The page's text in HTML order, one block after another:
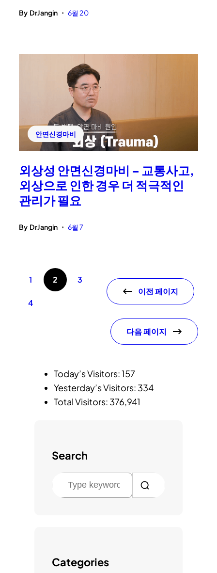
By DrJangin • 6월 20
안면신경마비
외상성 안면신경마비 – 교통사고,
외상으로 인한 경우 더 적극적인
관리가 필요
By DrJangin • 6월 7
1 2 3
4
이전 페이지
다음 페이지
Today’s Visitors:157
Yesterday’s Visitors: 334
Total Visitors: 376,941
Search
Categories